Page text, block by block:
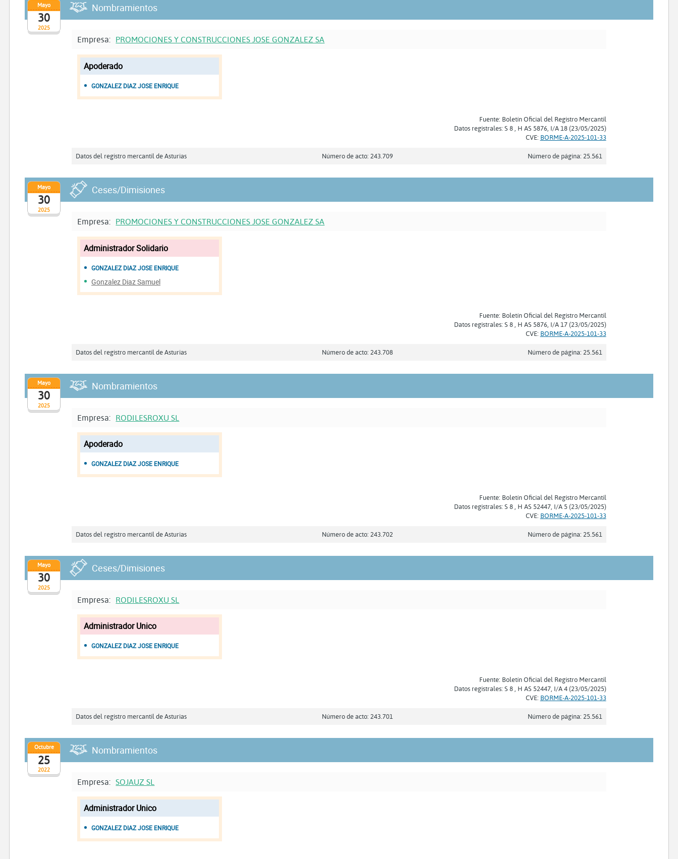
2025
Mayo
30
Nombramientos
Empresa: PROMOCIONES Y CONSTRUCCIONES JOSE GONZALEZ SA
Apoderado
GONZALEZ DIAZ JOSE ENRIQUE
Fuente: Boletín Oficial del Registro Mercantil
Datos registrales: S 8 , H AS 5876, I/A 18 (23/05/2025)
CVE: BORME-A-2025-101-33
Datos del registro mercantil de Asturias Número de acto: 243.709 Número de página: 25.561
2025
Mayo
30
Ceses/Dimisiones
Empresa: PROMOCIONES Y CONSTRUCCIONES JOSE GONZALEZ SA
Administrador Solidario
GONZALEZ DIAZ JOSE ENRIQUE
Gonzalez Diaz Samuel
Fuente: Boletín Oficial del Registro Mercantil
Datos registrales: S 8 , H AS 5876, I/A 17 (23/05/2025)
CVE: BORME-A-2025-101-33
Datos del registro mercantil de Asturias Número de acto: 243.708 Número de página: 25.561
2025
Mayo
30
Nombramientos
Empresa: RODILESROXU SL
Apoderado
GONZALEZ DIAZ JOSE ENRIQUE
Fuente: Boletín Oficial del Registro Mercantil
Datos registrales: S 8 , H AS 52447, I/A 5 (23/05/2025)
CVE: BORME-A-2025-101-33
Datos del registro mercantil de Asturias Número de acto: 243.702 Número de página: 25.561
2025
Mayo
30
Ceses/Dimisiones
Empresa: RODILESROXU SL
Administrador Unico
GONZALEZ DIAZ JOSE ENRIQUE
Fuente: Boletín Oficial del Registro Mercantil
Datos registrales: S 8 , H AS 52447, I/A 4 (23/05/2025)
CVE: BORME-A-2025-101-33
Datos del registro mercantil de Asturias Número de acto: 243.701 Número de página: 25.561
2022
Octubre
25
Nombramientos
Empresa: SOJAUZ SL
Administrador Unico
GONZALEZ DIAZ JOSE ENRIQUE